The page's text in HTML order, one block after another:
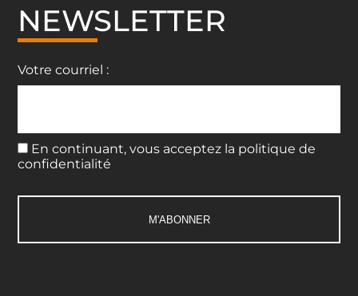
NEWSLETTER
Votre courriel :
En continuant, vous acceptez la politique de
confidentialité